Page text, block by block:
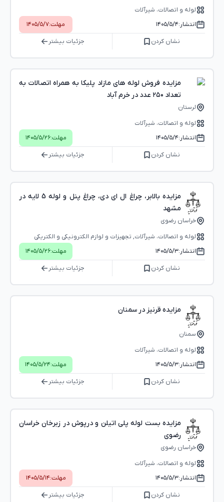
لوله و اتصالات، شیرآلات
انتشار:۱۴۰۵/۵/۴ مهلت:۱۴۰۵/۵/۷
نشان کردن جزئیات بیشتر
مزایده فروش لوله های مازاد پلیکا به همراه اتصالات به
تعداد ۲۵۰ عدد در خرم آباد
لرستان
لوله و اتصالات، شیرآلات
انتشار:۱۴۰۵/۵/۴ مهلت:۱۴۰۵/۵/۲۶
نشان کردن جزئیات بیشتر
مزایده بالابر، چراغ ال ای دی، چراغ پنل و لوله 5 لایه در
مشهد
خراسان رضوی
لوله و اتصالات، شیرآلات, تجهیزات و لوازم الکترونیکی و الکتریکی
انتشار:۱۴۰۵/۵/۳ مهلت:۱۴۰۵/۵/۲۶
نشان کردن جزئیات بیشتر
مزایده قرنیز در سمنان
سمنان
لوله و اتصالات، شیرآلات
انتشار:۱۴۰۵/۵/۳ مهلت:۱۴۰۵/۵/۲۴
نشان کردن جزئیات بیشتر
مزایده بست لوله پلی اتیلن و درپوش در زبرخان خراسان
رضوی
خراسان رضوی
لوله و اتصالات، شیرآلات
انتشار:۱۴۰۵/۵/۳ مهلت:۱۴۰۵/۵/۱۴
نشان کردن جزئیات بیشتر